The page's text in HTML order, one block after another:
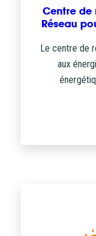
Centre de
Réseau
Le centre de
aux